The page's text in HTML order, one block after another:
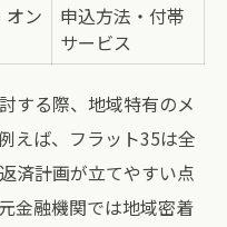
オン
申込方法・付帯
サービス
する際、地域特有のメ
えば、フラット35は全
済計画が立てやすい点
金融機関では地域密着